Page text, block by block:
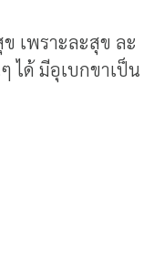
เพราะละสุข ละ
ได้ มีอุเบกขาเป็น